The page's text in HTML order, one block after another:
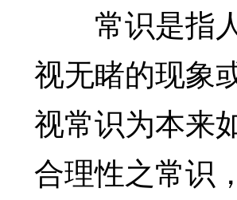
常识是指人
视无睹的现象
视常识为本来
合理性之常识